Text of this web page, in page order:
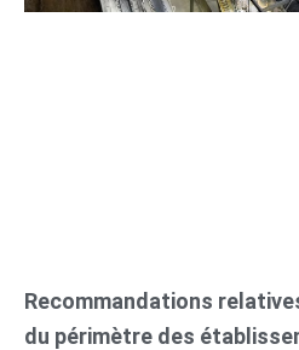
Recommandations
du périmètre des